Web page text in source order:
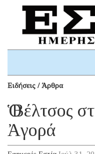
Ειδήσεις / Άρθρα
Ὁ Βέλτσος
Ἀγορά